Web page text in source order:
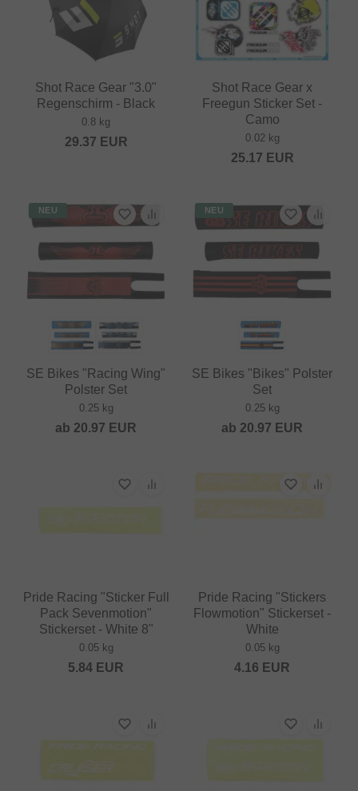
Shot Race Gear "3.0"
Regenschirm - Black
0.8 kg
29.37 EUR
Shot Race Gear x
Freegun Sticker Set -
Camo
0.02 kg
25.17 EUR
NEU
SE Bikes "Racing Wing"
Polster Set
0.25 kg
ab 20.97 EUR
NEU
SE Bikes "Bikes" Polster
Set
0.25 kg
ab 20.97 EUR
Pride Racing "Sticker Full
Pack Sevenmotion"
Stickerset - White 8"
0.05 kg
5.84 EUR
Pride Racing "Stickers
Flowmotion" Stickerset -
White
0.05 kg
4.16 EUR